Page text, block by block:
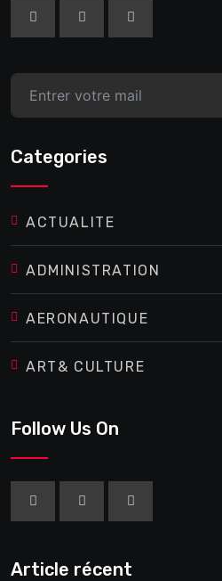
Categories
ACTUALITE
ADMINISTRATION
AERONAUTIQUE
ART& CULTURE
Follow Us On
Article récent